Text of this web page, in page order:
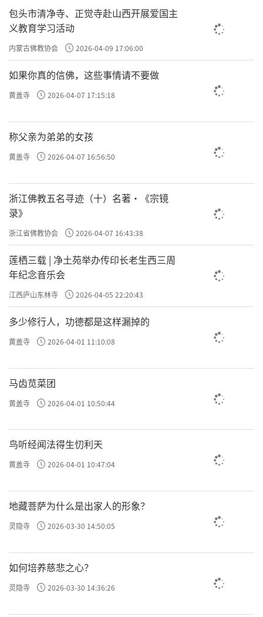
包头市清净寺、正觉寺赴山西开展爱国主
义教育学习活动
内蒙古佛教协会 2026-04-09 17:06:00
如果你真的信佛，这些事情请不要做
黄盖寺 2026-04-07 17:15:18
称父亲为弟弟的女孩
黄盖寺 2026-04-07 16:56:50
浙江佛教五名寻迹（十）名著·《宗镜
录》
浙江省佛教协会 2026-04-07 16:43:38
莲栖三载 | 净土苑举办传印长老生西三周
年纪念音乐会
江西庐山东林寺 2026-04-05 22:20:43
多少修行人，功德都是这样漏掉的
黄盖寺 2026-04-01 11:10:08
马齿苋菜团
黄盖寺 2026-04-01 10:50:44
鸟听经闻法得生忉利天
黄盖寺 2026-04-01 10:47:04
地藏菩萨为什么是出家人的形象？
灵隐寺 2026-03-30 14:50:05
如何培养慈悲之心？
灵隐寺 2026-03-30 14:36:26